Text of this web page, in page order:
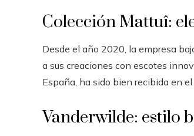
Colección Mattuî:
Desde el año 2020, la empresa
a sus creaciones con escotes
España, ha sido bien recibida en
Vanderwilde: estilo